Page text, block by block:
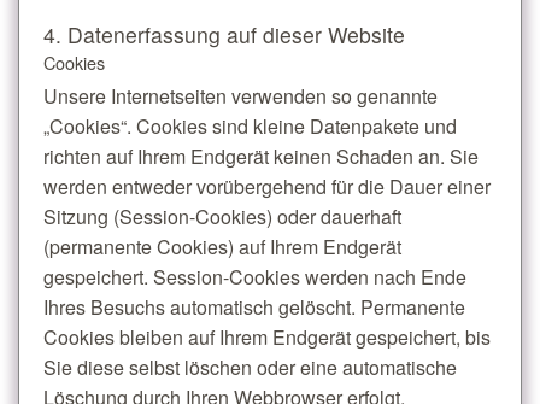
4. Datenerfassung auf dieser Website
Cookies
Unsere Internetseiten verwenden so genannte
„Cookies“. Cookies sind kleine Datenpakete und
richten auf Ihrem Endgerät keinen Schaden an. Sie
werden entweder vorübergehend für die Dauer einer
Sitzung (Session-Cookies) oder dauerhaft
(permanente Cookies) auf Ihrem Endgerät
gespeichert. Session-Cookies werden nach Ende
Ihres Besuchs automatisch gelöscht. Permanente
Cookies bleiben auf Ihrem Endgerät gespeichert, bis
Sie diese selbst löschen oder eine automatische
Löschung durch Ihren Webbrowser erfolgt.